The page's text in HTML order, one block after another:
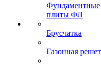
Фундаментные
плиты ФЛ
Брусчатка
Газонная